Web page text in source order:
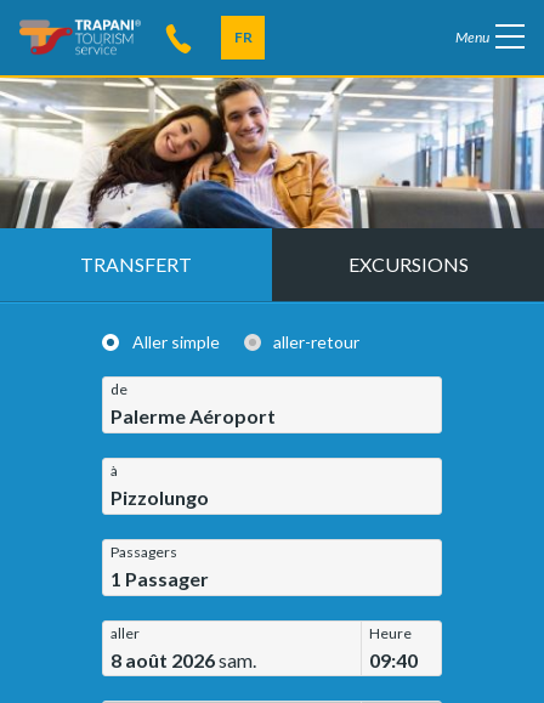
FR Menu
TRANSFERT EXCURSIONS
Aller simple aller-retour
de
Palerme Aéroport
à
Pizzolungo
Passagers
1 Passager
aller
8 août 2026sam.
Heure
09:40